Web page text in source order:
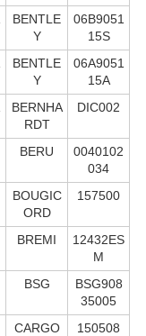
BENTLE
Y
06B9051
15S
BENTLE
Y
06A9051
15A
BERNHA
RDT
DIC002
BERU
0040102
034
BOUGIC
ORD
157500
BREMI
12432ES
M
BSG
BSG908
35005
CARGO 150508